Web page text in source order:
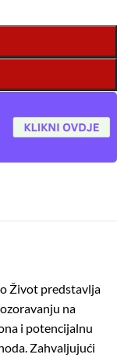
Život predstavlja
na
i potencijalnu
Zahvaljujući